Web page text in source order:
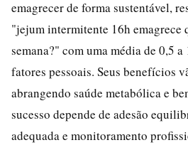
emagrecer de forma sustentável,
"jejum intermitente 16h emagrece
semana?" com uma média de 0,5
fatores pessoais. Seus benefícios
abrangendo saúde metabólica e
sucesso depende de adesão
adequada e monitoramento